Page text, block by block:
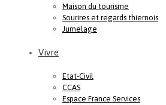
Maison du tourisme
Sourires et regards thiernois
Jumelage
Vivre
Etat-Civil
CCAS
Espace France Services